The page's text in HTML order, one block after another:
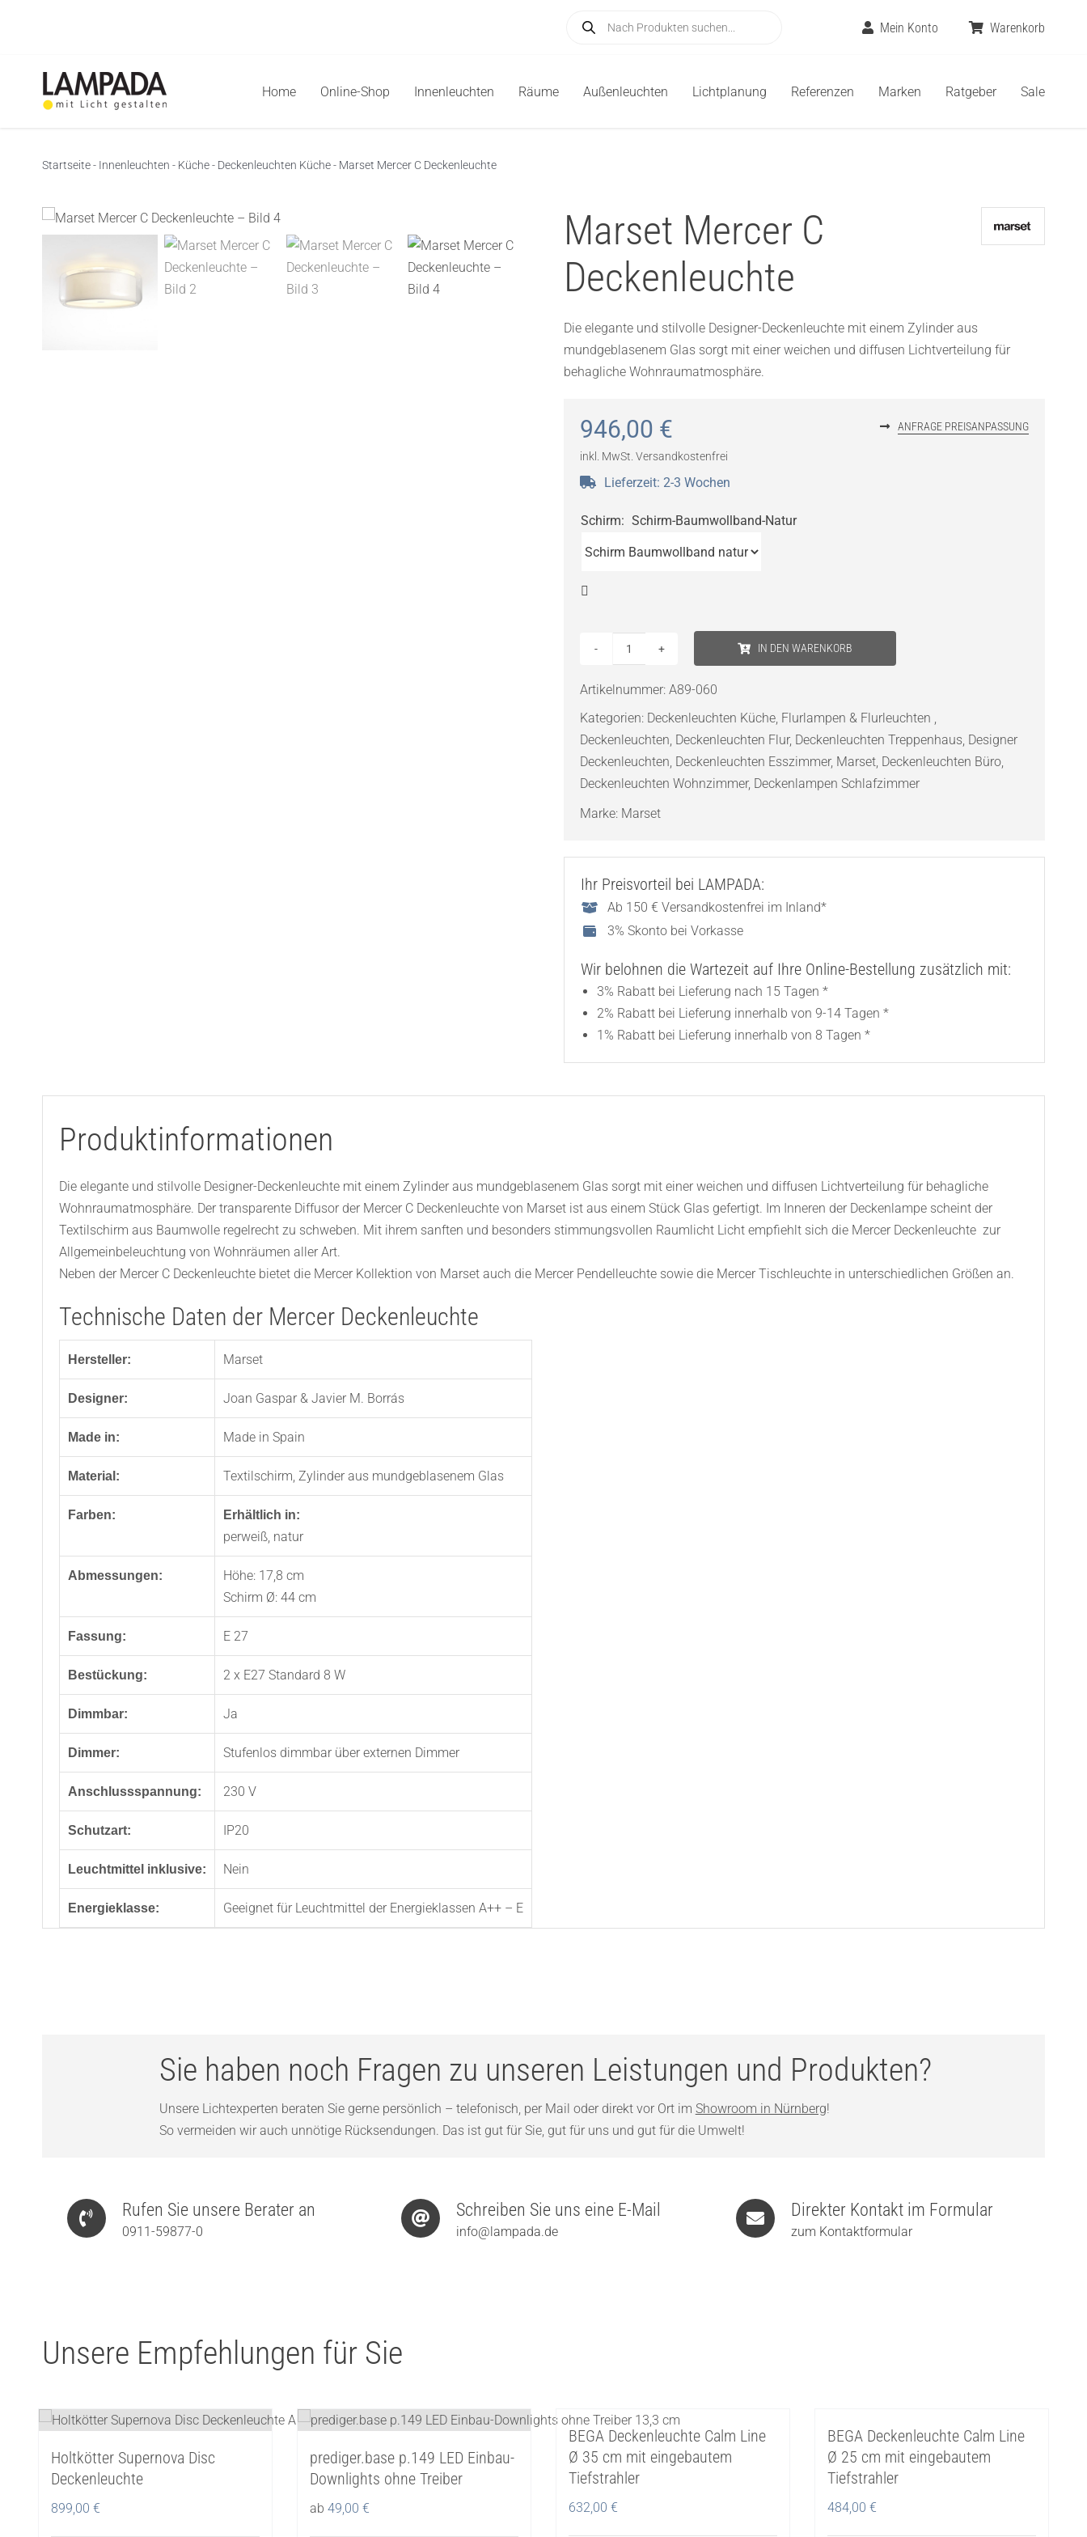
search
Mein Konto Warenkorb
Home Online-Shop Innenleuchten Räume Außenleuchten Lichtplanung Referenzen Marken Ratgeber Sale
Startseite- Innenleuchten - Küche- Deckenleuchten Küche- Marset Mercer C Deckenleuchte
Marset Mercer C
Deckenleuchte
Die elegante und stilvolle Designer-Deckenleuchte mit einem Zylinder aus
mundgeblasenem Glas sorgt mit einer weichen und diffusen Lichtverteilung für
behagliche Wohnraumatmosphäre.
946,00 €
inkl. MwSt. Versandkostenfrei
ANFRAGE PREISANPASSUNG
Lieferzeit: 2-3 Wochen
Schirm: Schirm-Baumwollband-Natur

Deckenleuchte
Menge
IN DEN WARENKORB
Artikelnummer: A89-060
Kategorien: Deckenleuchten Küche, Flurlampen & Flurleuchten ,
Deckenleuchten, Deckenleuchten Flur, Deckenleuchten Treppenhaus, Designer
Deckenleuchten, Deckenleuchten Esszimmer, Marset, Deckenleuchten Büro,
Deckenleuchten Wohnzimmer, Deckenlampen Schlafzimmer
Marke: Marset
Ihr Preisvorteil bei LAMPADA:
Ab 150 € Versandkostenfrei im Inland*
3% Skonto bei Vorkasse
Wir belohnen die Wartezeit auf Ihre Online-Bestellung zusätzlich mit:
3% Rabatt bei Lieferung nach 15 Tagen *
2% Rabatt bei Lieferung innerhalb von 9-14 Tagen *
1% Rabatt bei Lieferung innerhalb von 8 Tagen *
Produktinformationen
Die elegante und stilvolle Designer-Deckenleuchte mit einem Zylinder aus mundgeblasenem Glas sorgt mit einer weichen und diffusen Lichtverteilung für behagliche
Wohnraumatmosphäre. Der transparente Diffusor der Mercer C Deckenleuchte von Marset ist aus einem Stück Glas gefertigt. Im Inneren der Deckenlampe scheint der
Textilschirm aus Baumwolle regelrecht zu schweben. Mit ihrem sanften und besonders stimmungsvollen Raumlicht Licht empfiehlt sich die Mercer Deckenleuchte zur
Allgemeinbeleuchtung von Wohnräumen aller Art.
Neben der Mercer C Deckenleuchte bietet die Mercer Kollektion von Marset auch die Mercer Pendelleuchte sowie die Mercer Tischleuchte in unterschiedlichen Größen an.
Technische Daten der Mercer Deckenleuchte
Hersteller: Marset
Designer: Joan Gaspar & Javier M. Borrás
Made in: Made in Spain
Material: Textilschirm, Zylinder aus mundgeblasenem Glas
Farben: Erhältlich in:
perweiß, natur
Abmessungen:
Höhe: 17,8 cm
Schirm Ø: 44 cm
Fassung: E 27
Bestückung: 2 x E27 Standard 8 W
Dimmbar: Ja
Dimmer: Stufenlos dimmbar über externen Dimmer
Anschlussspannung: 230 V
Schutzart: IP20
Leuchtmittel inklusive: Nein
Energieklasse: Geeignet für Leuchtmittel der Energieklassen A++ – E
Sie haben noch Fragen zu unseren Leistungen und Produkten?
Unsere Lichtexperten beraten Sie gerne persönlich – telefonisch, per Mail oder direkt vor Ort im Showroom in Nürnberg!
So vermeiden wir auch unnötige Rücksendungen. Das ist gut für Sie, gut für uns und gut für die Umwelt!
Rufen Sie unsere Berater an
0911-59877-0
Schreiben Sie uns eine E-Mail
info@lampada.de
Direkter Kontakt im Formular
zum Kontaktformular
Unsere Empfehlungen für Sie
Holtkötter Supernova Disc
Deckenleuchte
899,00 €
prediger.base p.149 LED Einbau-
Downlights ohne Treiber
ab 49,00 €
BEGA Deckenleuchte Calm Line
Ø 35 cm mit eingebautem
Tiefstrahler
632,00 €
BEGA Deckenleuchte Calm Line
Ø 25 cm mit eingebautem
Tiefstrahler
484,00 €